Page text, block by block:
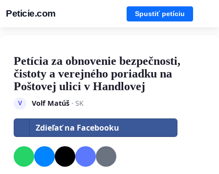
Peticie.com Spustiť petíciu
Petícia za obnovenie bezpečnosti,
čistoty a verejného poriadku na
Poštovej ulici v Handlovej
V Volf Matúš· SK
Zdieľať na Facebooku